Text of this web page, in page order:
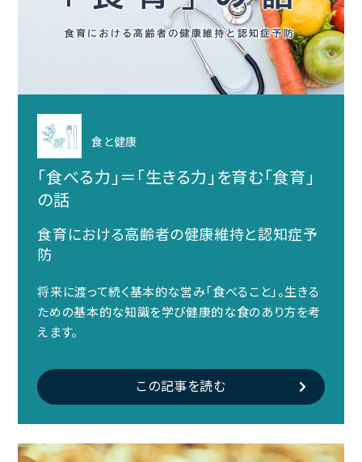
食と健康
「食べる力」＝「生きる力」を育む「食育」
の話
食育における高齢者の健康維持と認知症予
防
将来に渡って続く基本的な営み「食べること」。生きる
ための基本的な知識を学び健康的な食のあり方を考
えます。
この記事を読む